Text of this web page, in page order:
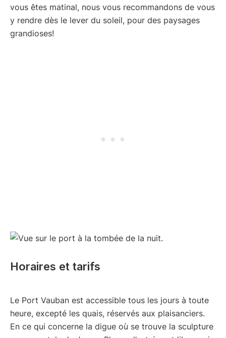
vous êtes matinal, nous vous recommandons de vous
y rendre dès le lever du soleil, pour des paysages
grandioses!
Horaires et tarifs
Le Port Vauban est accessible tous les jours à toute
heure, excepté les quais, réservés aux plaisanciers.
En ce qui concerne la digue où se trouve la sculpture